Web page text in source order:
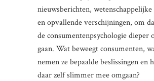
nieuwsberichten,
en opvallende verschijningen, om
de consumentenpsychologie dieper
gaan. Wat beweegt consumenten,
nemen ze bepaalde beslissingen en
daar zelf slimmer mee omgaan?